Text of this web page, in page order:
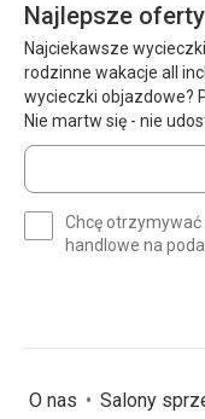
Najlepsze
Najciekawsze
rodzinne wakacje all
wycieczki objazdowe?
Nie martw się - nie
Wprowadź
swój
(wymagane)
Chcę
handlowe na
O nas Salony